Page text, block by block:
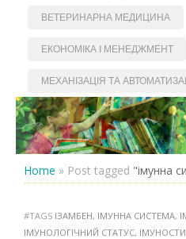
ВЕТЕРИНАРНА МЕДИЦИНА
ЕКОНОМІКА І МЕНЕДЖМЕНТ
МЕХАНІЗАЦІЯ ТА
Home » Post tagged "імунна
#TAGS ІЗАМБЕН, ІМУННА СИСТЕМА,
ІМУНОЛОГІЧНИЙ СТАТУС,